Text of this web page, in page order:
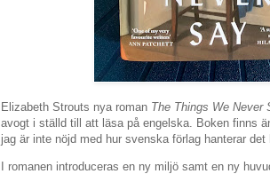
Elizabeth Strouts nya roman The Things We Never
avogt i ställd till att läsa på engelska. Boken finns
jag är inte nöjd med hur svenska förlag hanterar
I romanen introduceras en ny miljö samt en ny